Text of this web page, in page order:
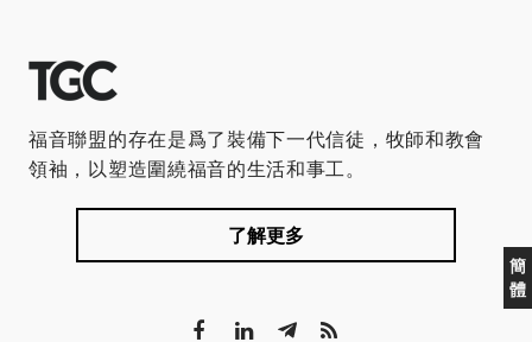
簡
體
福音聯盟的存在是爲了裝備下一代信徒，牧師和教會
領袖，以塑造圍繞福音的生活和事工。
了解更多